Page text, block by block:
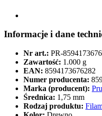
Informacje i dane
Nr art.: PR-
Zawartość: 1.000 g
EAN: 8594173676282
Numer producenta:
Marka (producent):
Średnica: 1,75 mm
Rodzaj produktu: